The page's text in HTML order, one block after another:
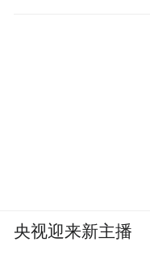
央视迎来新主播